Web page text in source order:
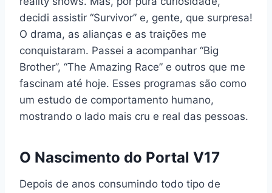
decidi assistir “Survivor” e, gente, que surpresa!
O drama, as alianças e as traições me
conquistaram. Passei a acompanhar “Big
Brother”, “The Amazing Race” e outros que me
fascinam até hoje. Esses programas são como
um estudo de comportamento humano,
mostrando o lado mais cru e real das pessoas.
O Nascimento do Portal V17
Depois de anos consumindo todo tipo de